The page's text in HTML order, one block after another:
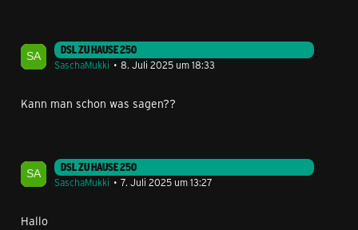
DSL ZU HAUSE 250
SaschaMukki
8. Juli 2025 um 18:33
Kann man schon was sagen??
DSL ZU HAUSE 250
SaschaMukki
7. Juli 2025 um 13:27
Hallo